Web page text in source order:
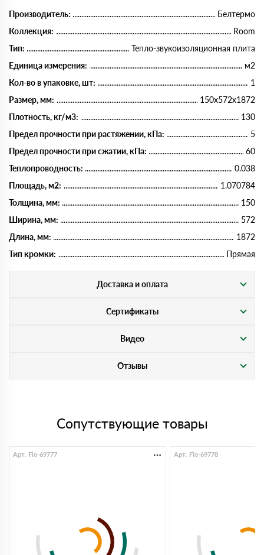
Производитель:
Белтермо
Коллекция:
Room
Тип:
Тепло-звукоизоляционная плита
Единица измерения:
м2
Кол-во в упаковке, шт:
1
Размер, мм:
150х572х1872
Плотность, кг/м3:
130
Предел прочности при растяжении, кПа:
5
Предел прочности при сжатии, кПа:
60
Теплопроводность:
0.038
Площадь, м2:
1.070784
Толщина, мм:
150
Ширина, мм:
572
Длина, мм:
1872
Тип кромки:
Прямая
Доставка и оплата
Сертификаты
Видео
Отзывы
Сопутствующие товары
Арт. Flo-69777 Арт. Flo-69778